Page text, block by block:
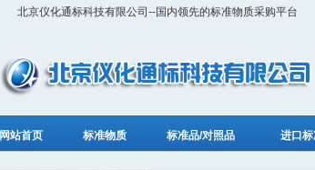
北京仪化通标科技有限公司--国内领先的标准物质采购平台
网站首页 标准物质 标准品/对照品 进口